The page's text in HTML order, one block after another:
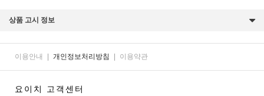
상품 고시 정보
이용안내 개인정보처리방침 이용약관
요이치 고객센터